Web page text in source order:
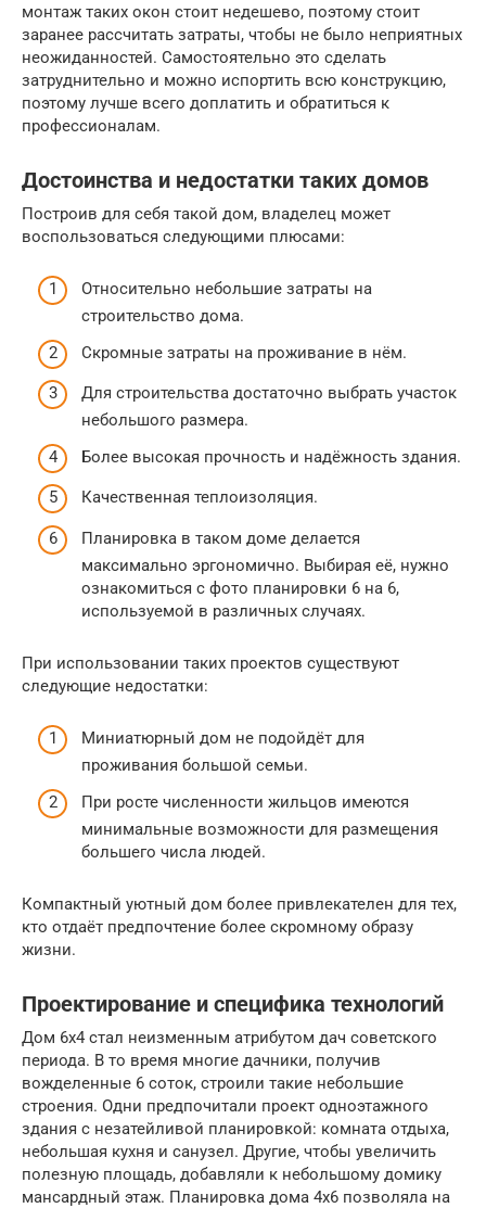
монтаж таких окон стоит недешево, поэтому стоит
заранее рассчитать затраты, чтобы не было неприятных
неожиданностей. Самостоятельно это сделать
затруднительно и можно испортить всю конструкцию,
поэтому лучше всего доплатить и обратиться к
профессионалам.
Достоинства и недостатки таких домов
Построив для себя такой дом, владелец может
воспользоваться следующими плюсами:
Относительно небольшие затраты на
строительство дома.
Скромные затраты на проживание в нём.
Для строительства достаточно выбрать участок
небольшого размера.
Более высокая прочность и надёжность здания.
Качественная теплоизоляция.
Планировка в таком доме делается
максимально эргономично. Выбирая её, нужно
ознакомиться с фото планировки 6 на 6,
используемой в различных случаях.
При использовании таких проектов существуют
следующие недостатки:
Миниатюрный дом не подойдёт для
проживания большой семьи.
При росте численности жильцов имеются
минимальные возможности для размещения
большего числа людей.
Компактный уютный дом более привлекателен для тех,
кто отдаёт предпочтение более скромному образу
жизни.
Проектирование и специфика технологий
Дом 6х4 стал неизменным атрибутом дач советского
периода. В то время многие дачники, получив
вожделенные 6 соток, строили такие небольшие
строения. Одни предпочитали проект одноэтажного
здания с незатейливой планировкой: комната отдыха,
небольшая кухня и санузел. Другие, чтобы увеличить
полезную площадь, добавляли к небольшому домику
мансардный этаж. Планировка дома 4х6 позволяла на